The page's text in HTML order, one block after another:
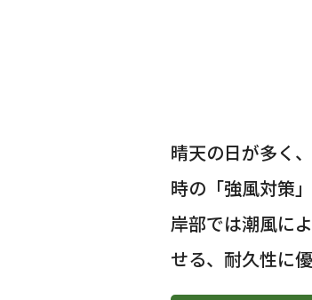
晴天の日が多く
時の「強風対策
岸部では潮風に
せる、耐久性に